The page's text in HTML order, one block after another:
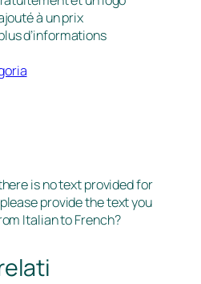
à un prix
d’informations
is no text provided for
provide the text you
Italian to French?